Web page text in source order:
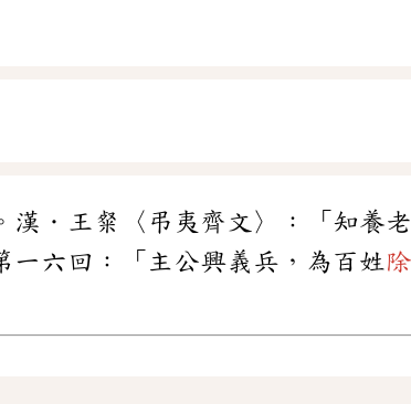
漢．王粲〈弔夷齊文〉：「知養
一六回：「主公興義兵，為百姓